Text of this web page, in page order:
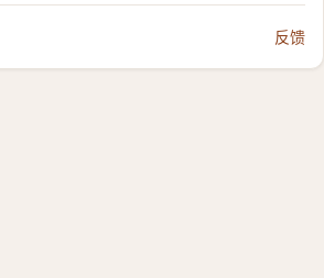
反馈